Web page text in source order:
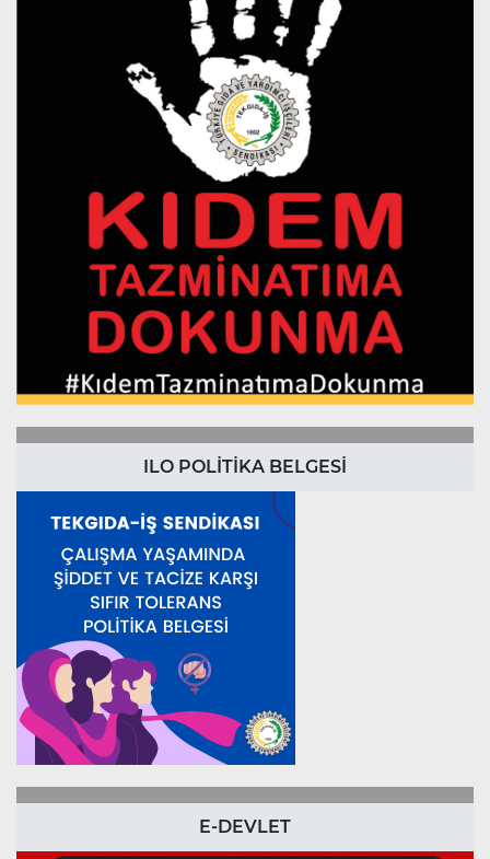
ILO POLİTİKA BELGESİ
E-DEVLET